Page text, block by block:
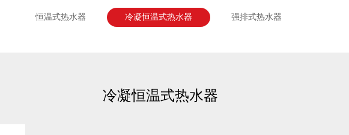
恒温式热水器 冷凝恒温式热水器 强排式热水器
冷凝恒温式热水器